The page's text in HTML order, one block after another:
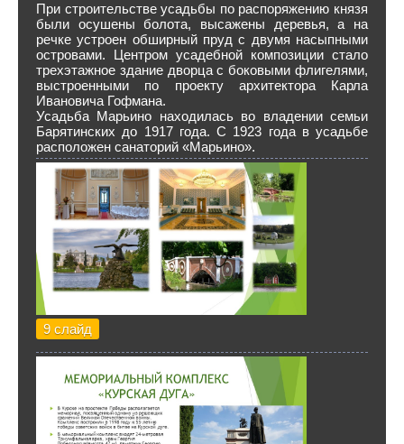
При строительстве усадьбы по распоряжению князя
были осушены болота, высажены деревья, а на
речке устроен обширный пруд с двумя насыпными
островами. Центром усадебной композиции стало
трехэтажное здание дворца с боковыми флигелями,
выстроенными по проекту архитектора Карла
Ивановича Гофмана.
Усадьба Марьино находилась во владении семьи
Барятинских до 1917 года. С 1923 года в усадьбе
расположен санаторий «Марьино».
9 слайд